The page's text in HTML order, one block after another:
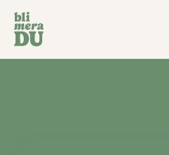
Hoppa
innehåll